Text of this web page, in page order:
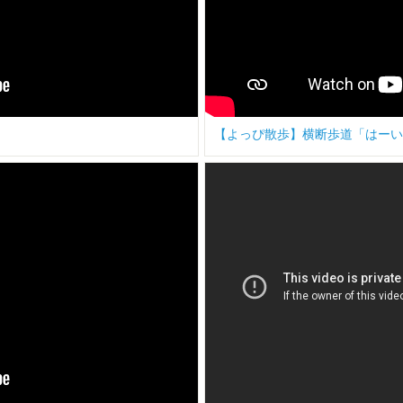
【よっぴ散歩】横断歩道「はー